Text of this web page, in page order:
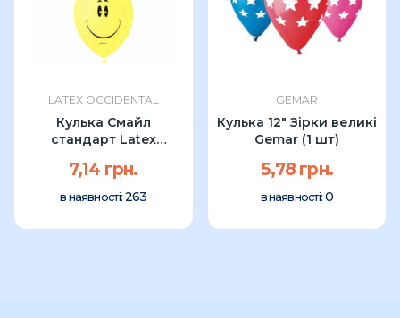
LATEX OCCIDENTAL
Кулька Смайл
стандарт Latex
7,14 грн.
в наявності: 263
GEMAR
Кулька 12" Зірки великі
Gemar (1 шт)
5,78 грн.
в наявності: 0